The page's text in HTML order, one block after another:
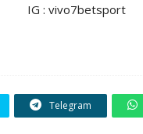
IG : vivo7betsport
Telegram